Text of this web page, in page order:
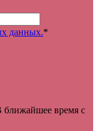
данных.*
ближайшее время с